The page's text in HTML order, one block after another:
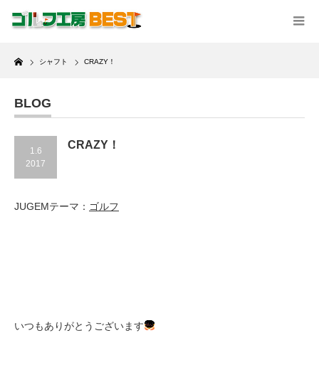
Home
シャフト CRAZY！
BLOG
1.6
2017
CRAZY！
JUGEMテーマ： ゴルフ
いつもありがとうございます